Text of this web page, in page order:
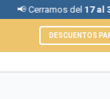
del17 al 31 de agosto,
DESCUENTOS